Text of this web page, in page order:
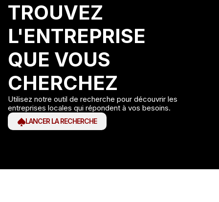
TROUVEZ
L'ENTREPRISE
QUE VOUS
CHERCHEZ
Utilisez notre outil de recherche pour découvrir les
entreprises locales qui répondent à vos besoins.
LANCER LA RECHERCHE